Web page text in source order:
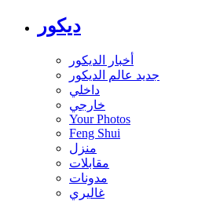
ديكور
أخبار الديكور
جديد عالم الديكور
داخلي
خارجي
Your Photos
Feng Shui
منزل
مقابلات
مدونات
غاليري